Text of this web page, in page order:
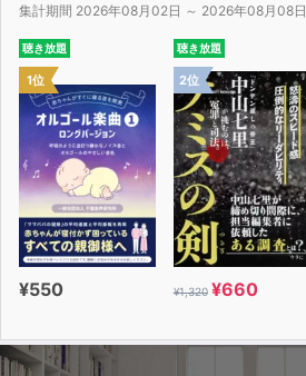
集計期間 2026年08月02日 ～ 2026年08月08日
聴き放題
1位
¥550
聴き放題
2位
¥1,320 ¥660